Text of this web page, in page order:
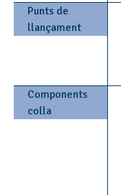
Punts de
llançament
Components
colla